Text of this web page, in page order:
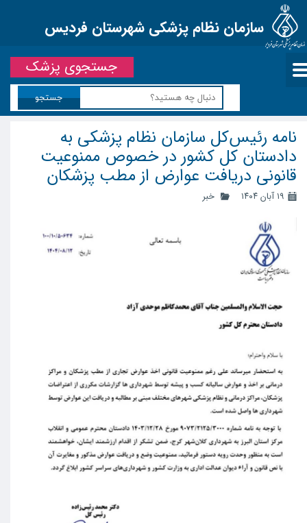
سازمان نظام پزشکی شهرستان فردیس
جستجو
جستجوی پزشک
نامه رئیس‌کل سازمان نظام پزشکی به
دادستان کل کشور در خصوص ممنوعیت
قانونی دریافت عوارض از مطب پزشکان
۱۹ آبان ۱۴۰۴ خبر